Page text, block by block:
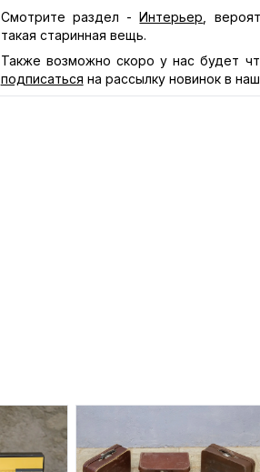
Смотрите раздел - Интерьер ,
такая старинная вещь.
Также возможно скоро у нас будет
подписаться на рассылку новинок в